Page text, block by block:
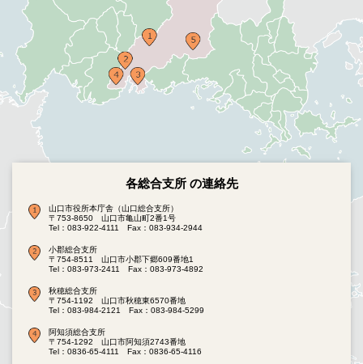
各総合支所 の連絡先
山口市役所本庁舎（山口総合支所）
〒753-8650 山口市亀山町2番1号
Tel：083-922-4111
Fax：083-934-2944
小郡総合支所
〒754-8511 山口市小郡下郷609番地1
Tel：083-973-2411
Fax：083-973-4892
秋穂総合支所
〒754-1192 山口市秋穂東6570番地
Tel：083-984-2121
Fax：083-984-5299
阿知須総合支所
〒754-1292 山口市阿知須2743番地
Tel：0836-65-4111
Fax：0836-65-4116